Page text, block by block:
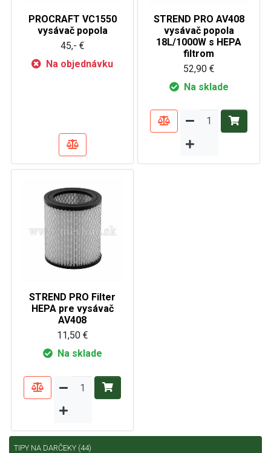
PROCRAFT VC1550
vysávač popola
45,- €
Na objednávku
STREND PRO AV408
vysávač popola
18L/1000W s HEPA
filtrom
52,90 €
Na sklade
STREND PRO Filter
HEPA pre vysávač
AV408
11,50 €
Na sklade
TIPY NA DARČEKY (44)